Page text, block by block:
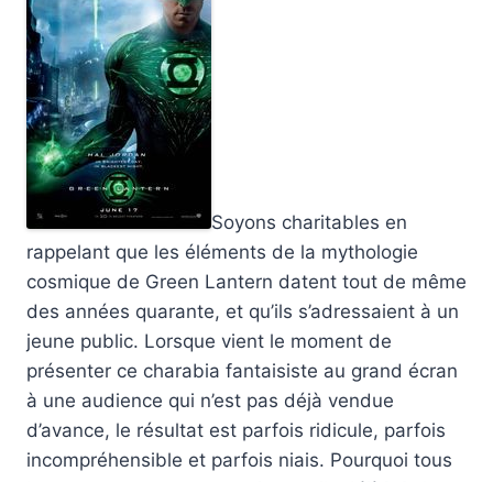
Soyons charitables en
rappelant que les éléments de la mythologie
cosmique de Green Lantern datent tout de même
des années quarante, et qu’ils s’adressaient à un
jeune public. Lorsque vient le moment de
présenter ce charabia fantaisiste au grand écran
à une audience qui n’est pas déjà vendue
d’avance, le résultat est parfois ridicule, parfois
incompréhensible et parfois niais. Pourquoi tous